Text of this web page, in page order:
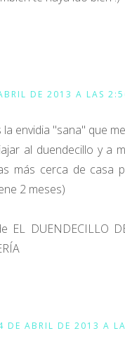
DE 2013 A LAS
la envidia "sana" que
al duendecillo y a
más cerca de casa
2 meses)
EL DUENDECILLO
DE ABRIL DE 2013 A